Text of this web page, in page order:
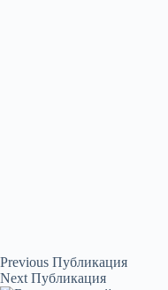
Previous Публикация
Next Публикация